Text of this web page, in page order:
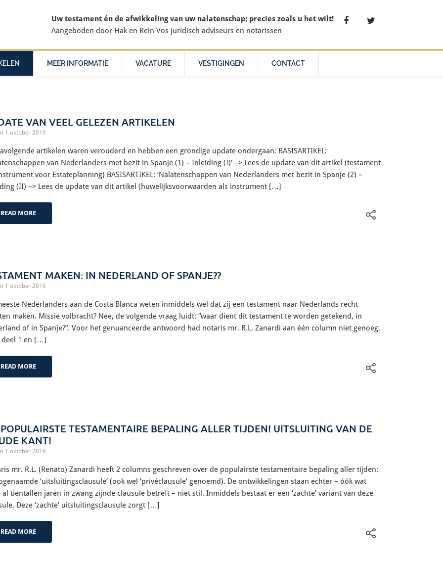
Uw testament én de afwikkeling van uw nalatenschap; precies zoals u het wilt!
Aangeboden door Hak en Rein Vos juridisch adviseurs en notarissen
MEER INFORMATIE VACATURE VESTIGINGEN CONTACT
VAN VEEL GELEZEN ARTIKELEN
1 oktober 2016
artikelen waren verouderd en hebben een grondige update ondergaan: BASISARTIKEL:
van Nederlanders met bezit in Spanje (1) – Inleiding (I)’ –> Lees de update van dit artikel (testament
voor Estateplanning) BASISARTIKEL: ‘Nalatenschappen van Nederlanders met bezit in Spanje (2) –
(II) –> Lees de update van dit artikel (huwelijksvoorwaarden als instrument […]
READ MORE
MAKEN: IN NEDERLAND OF SPANJE??
1 oktober 2016
Nederlanders aan de Costa Blanca weten inmiddels wel dat zij een testament naar Nederlands recht
maken. Missie volbracht? Nee, de volgende vraag luidt: “waar dient dit testament te worden getekend, in
of in Spanje?”. Voor het genuanceerde antwoord had notaris mr. R.L. Zanardi aan één column niet genoeg.
deel 1 en […]
READ MORE
TESTAMENTAIRE BEPALING ALLER TIJDEN! UITSLUITING VAN DE
KANT!
1 oktober 2016
mr. R.L. (Renato) Zanardi heeft 2 columns geschreven over de populairste testamentaire bepaling aller tijden:
‘uitsluitingsclausule’ (ook wel ‘privéclausule’ genoemd). De ontwikkelingen staan echter – óók wat
al tientallen jaren in zwang zijnde clausule betreft – niet stil. Inmiddels bestaat er een ‘zachte’ variant van deze
Deze ‘zachte’ uitsluitingsclausule zorgt […]
READ MORE